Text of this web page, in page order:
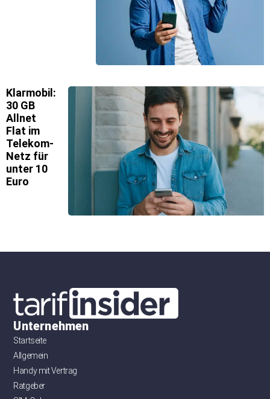
Klarmobil:
30 GB
Allnet
Flat im
Telekom-
Netz für
unter 10
Euro
Unternehmen
Startseite
Allgemein
Handy mit Vertrag
Ratgeber